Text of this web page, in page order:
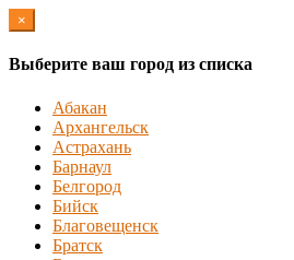
×
Выберите ваш город из списка
Абакан
Архангельск
Астрахань
Барнаул
Белгород
Бийск
Благовещенск
Братск